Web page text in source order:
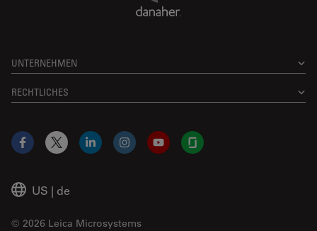
UNTERNEHMEN
RECHTLICHES
US | de
© 2026 Leica Microsystems
Facebook
X LinkedInInstagramYouTubeGlassdoor